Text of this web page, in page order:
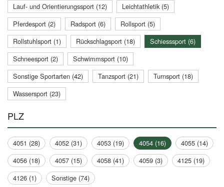
Lauf- und Orientierungssport (12)
Leichtathletik (5)
Pferdesport (2)
Radsport (6)
Rollsport (5)
Rollstuhlsport (1)
Rückschlagsport (18)
Schiesssport (6)
Schneesport (2)
Schwimmsport (10)
Sonstige Sportarten (42)
Tanzsport (21)
Turnsport (18)
Wassersport (23)
PLZ
4051 (28) 4052 (31) 4053 (19) 4054 (16)
4055 (14)
4056 (18)
4057 (15) 4058 (41) 4059 (3)
4125 (19)
4126 (1)
Sonstige (74)